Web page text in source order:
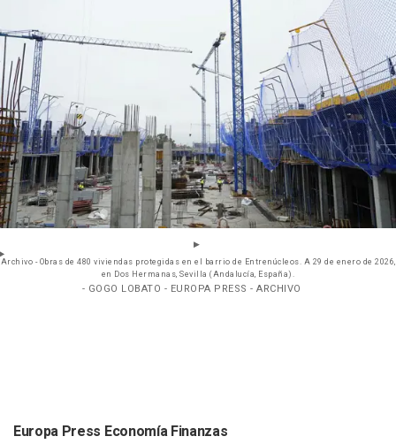
Archivo - Obras de 480 viviendas protegidas en el barrio de Entrenúcleos. A 29 de enero de 2026,
en Dos Hermanas, Sevilla (Andalucía, España).
- GOGO LOBATO - EUROPA PRESS - ARCHIVO
Europa Press Economía Finanzas